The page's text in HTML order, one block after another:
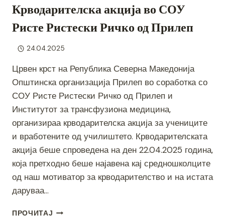
Крводарителска акција во СОУ
Ристе Ристески Ричко од Прилеп
24.04.2025
Црвен крст на Република Северна Македонија
Општинска организација Прилеп во соработка со
СОУ Ристе Ристески Ричко од Прилеп и
Институтот за трансфузиона медицина,
организираа крводарителска акција за учениците
и вработените од училиштето. Крводарителската
акција беше спроведена на ден 22.04.2025 година,
која претходно беше најавена кај средношколците
од наш мотиватор за крводарителство и на истата
даруваа…
ПРОЧИТАЈ КРВОДАРИТЕЛСКА